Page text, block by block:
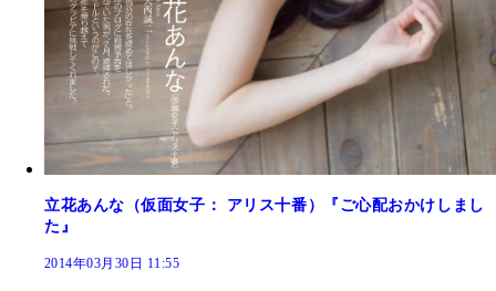
立花あんな（仮面女子： アリス十番）『ご心配おかけしまし
た』
2014年03月30日 11:55